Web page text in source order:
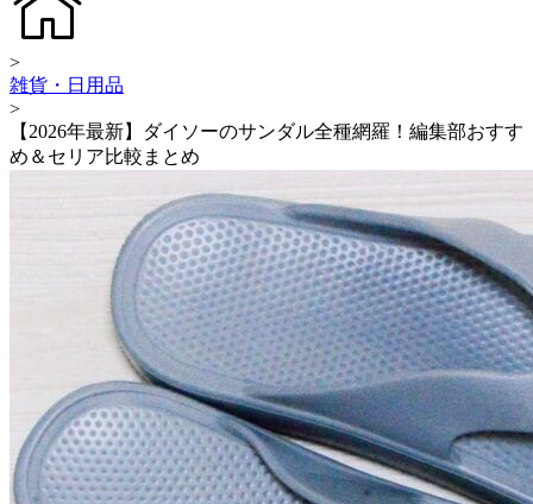
>
雑貨・日用品
>
【2026年最新】ダイソーのサンダル全種網羅！編集部おすす
め＆セリア比較まとめ